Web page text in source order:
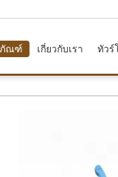
ภัณฑ์ เกี่ยวกับเรา ทัวร์